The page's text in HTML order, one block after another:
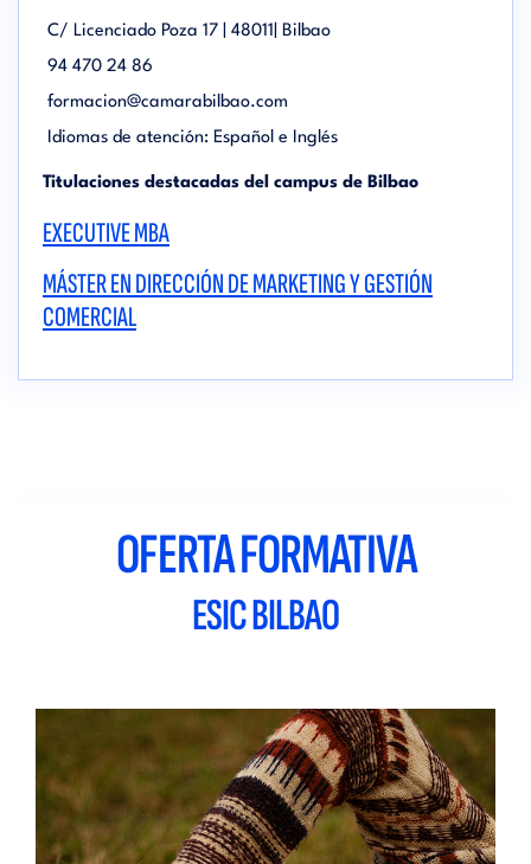
C/ Licenciado Poza 17 | 48011| Bilbao
94 470 24 86
formacion@camarabilbao.com
Idiomas de atención: Español e Inglés
Titulaciones destacadas del campus de Bilbao
EXECUTIVE MBA
MÁSTER EN DIRECCIÓN DE MARKETING Y GESTIÓN
COMERCIAL
OFERTA FORMATIVA
ESIC BILBAO